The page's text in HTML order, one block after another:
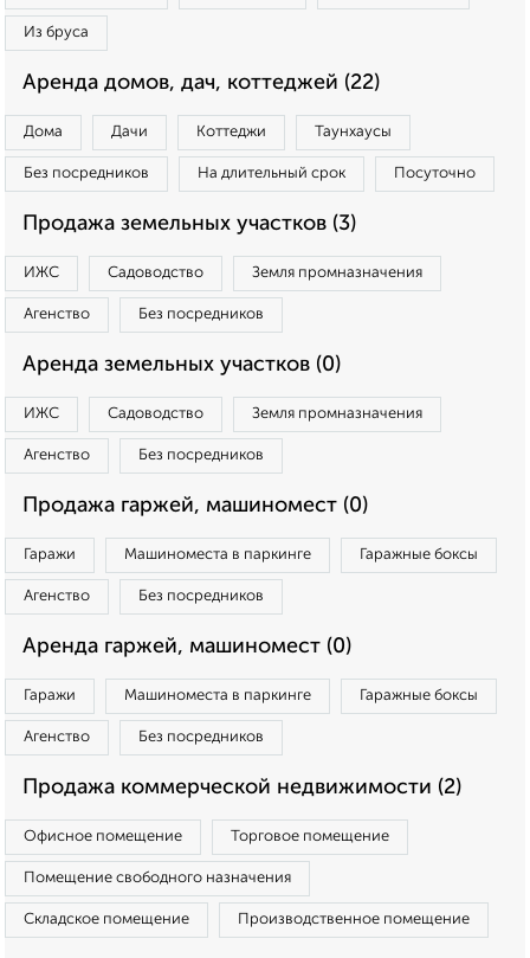
Из бруса
Аренда домов, дач, коттеджей (22)
Дома Дачи Коттеджи Таунхаусы
Без посредников На длительный срок Посуточно
Продажа земельных участков (3)
ИЖС Садоводство Земля промназначения
Агенство Без посредников
Аренда земельных участков (0)
ИЖС Садоводство Земля промназначения
Агенство Без посредников
Продажа гаржей, машиномест (0)
Гаражи Машиноместа в паркинге Гаражные боксы
Агенство Без посредников
Аренда гаржей, машиномест (0)
Гаражи Машиноместа в паркинге Гаражные боксы
Агенство Без посредников
Продажа коммерческой недвижимости (2)
Офисное помещение Торговое помещение
Помещение свободного назначения
Складское помещение Производственное помещение